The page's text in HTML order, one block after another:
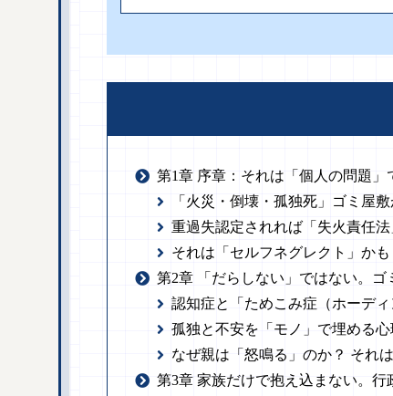
第1章 序章：それは「個人の問題
「火災・倒壊・孤独死」ゴミ屋
重過失認定されれば「失火責任
それは「セルフネグレクト」か
第2章 「だらしない」ではない。
認知症と「ためこみ症（ホーデ
孤独と不安を「モノ」で埋める
なぜ親は「怒鳴る」のか？ それ
第3章 家族だけで抱え込まない。